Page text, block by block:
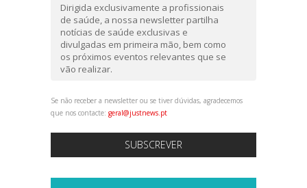
Dirigida exclusivamente a profissionais
de saúde, a nossa newsletter partilha
notícias de saúde exclusivas e
divulgadas em primeira mão, bem como
os próximos eventos relevantes que se
vão realizar.
Se não receber a newsletter ou se tiver dúvidas, agradecemos
que nos contacte: geral@justnews.pt
SUBSCREVER